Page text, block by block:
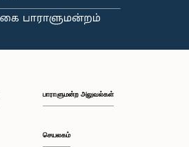
பாராளுமன்ற அலுவல்கள்
செயலகம்